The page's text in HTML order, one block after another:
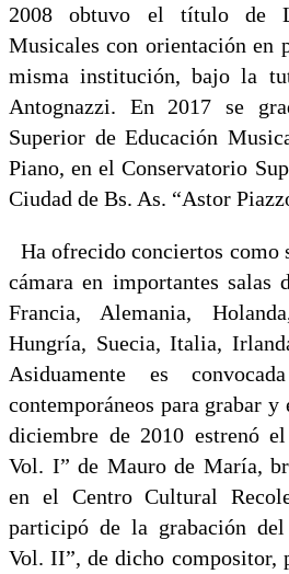
2008 obtuvo el título de
Musicales con orientación en
misma institución, bajo la
Antognazzi. En 2017 se
Superior de Educación
Piano, en el Conservatorio
Ciudad de Bs. As. “Astor
Ha ofrecido conciertos como
cámara en importantes salas
Francia, Alemania,
Hungría, Suecia, Italia,
Asiduamente es
contemporáneos para grabar y
diciembre de 2010 estrenó
Vol. I” de Mauro de María,
en el Centro Cultural
participó de la grabación
Vol. II”, de dicho compositor,